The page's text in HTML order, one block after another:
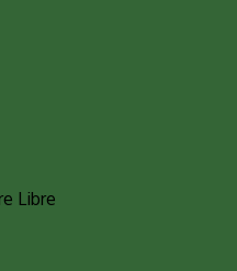
Libre